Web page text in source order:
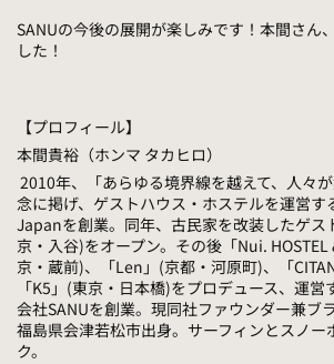
SANUの今後の展開が楽しみです！本間さん
した！
【プロフィール】
本間貴裕（ホンマ タカヒロ）
2010年、「あらゆる境界線を越えて、人々
念に掲げ、ゲストハウス・ホステルを運営す
Japanを創業。同年、古民家を改装したゲス
京・入谷)をオープン。その後「Nui. HOSTEL
京・蔵前)、「Len」(京都・河原町)、「
「K5」(東京・日本橋)をプロデュース、運営
会社SANUを創業。現同社ファウンダー兼ブ
福島県会津若松市出身。サーフィンとスノー
ク。